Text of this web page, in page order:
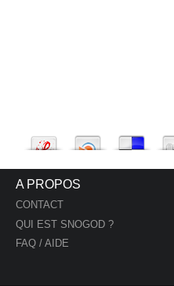
A PROPOS
CONTACT
QUI EST SNOGOD ?
FAQ / AIDE